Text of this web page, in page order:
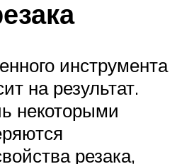
инструмента
на результат.
некоторыми
резака,